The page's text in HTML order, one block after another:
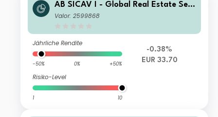
AB SICAV I - Global Real Estate Sec
urities Portfolio I EUR Acc
Valor: 2599868
Jährliche Rendite
-50% 0% +50%
Risiko-Level
1 10
-0.38%
EUR 33.70